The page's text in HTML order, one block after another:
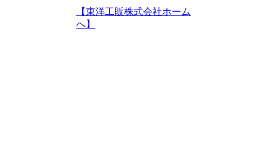
【東洋工販株式会社ホーム
へ】